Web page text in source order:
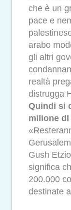
che è un
pace e
arabo
gli altri
realtà
distrugga
Quindi si
milione
Gush
significa
200.000
destinate